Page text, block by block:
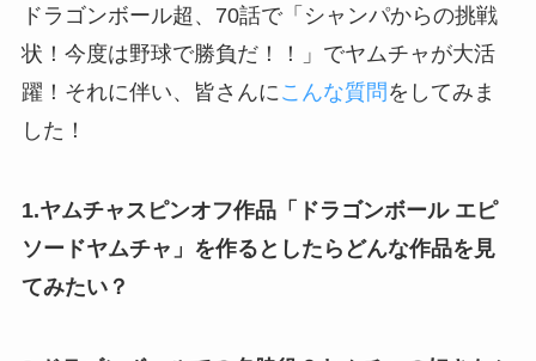
ドラゴンボール超、70話で「シャンパからの挑戦
状！今度は野球で勝負だ！！」でヤムチャが大活
躍！それに伴い、皆さんに こんな質問 をしてみま
した！
1.ヤムチャスピンオフ作品「ドラゴンボール エピ
ソードヤムチャ」を作るとしたらどんな作品を見
てみたい？